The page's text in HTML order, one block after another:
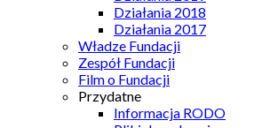
Działania 2018
Działania 2017
Władze Fundacji
Zespół Fundacji
Film o Fundacji
Przydatne
Informacja RODO